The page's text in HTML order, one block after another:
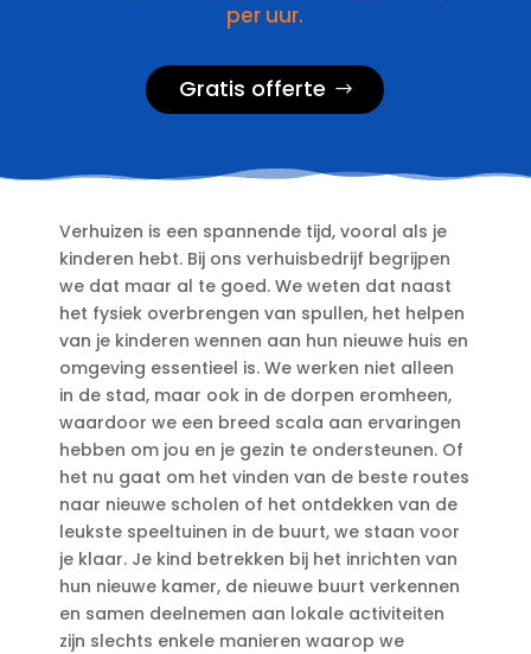
per uur.
Gratis offerte
Verhuizen is een spannende tijd, vooral als je
kinderen hebt.​ Bij ons verhuisbedrijf begrijpen
we dat maar al te goed.​ We weten dat naast
het fysiek overbrengen van spullen, het helpen
van je kinderen wennen aan hun nieuwe huis en
omgeving essentieel is.​ We werken niet alleen
in de stad, maar ook in de dorpen eromheen,
waardoor we een breed scala aan ervaringen
hebben om jou en je gezin te ondersteunen.​ Of
het nu gaat om het vinden van de beste routes
naar nieuwe scholen of het ontdekken van de
leukste speeltuinen in de buurt, we staan voor
je klaar.​ Je kind betrekken bij het inrichten van
hun nieuwe kamer, de nieuwe buurt verkennen
en samen deelnemen aan lokale activiteiten
zijn slechts enkele manieren waarop we